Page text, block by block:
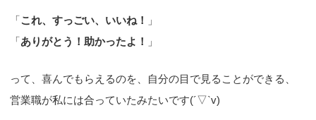
「これ、すっごい、いいね！
」
「ありがとう！助かったよ！ 」
って、喜んでもらえるのを、自分の目で見ることができる、
営業職が私には合っていたみたいです(´▽`v)